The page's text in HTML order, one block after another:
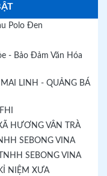
Polo Đen
- Bảo Đảm Văn Hóa
LINH - QUẢNG BÁ
HƯƠNG VÂN TRÀ
SEBONG VINA
SEBONG VINA
NIỆM XƯA